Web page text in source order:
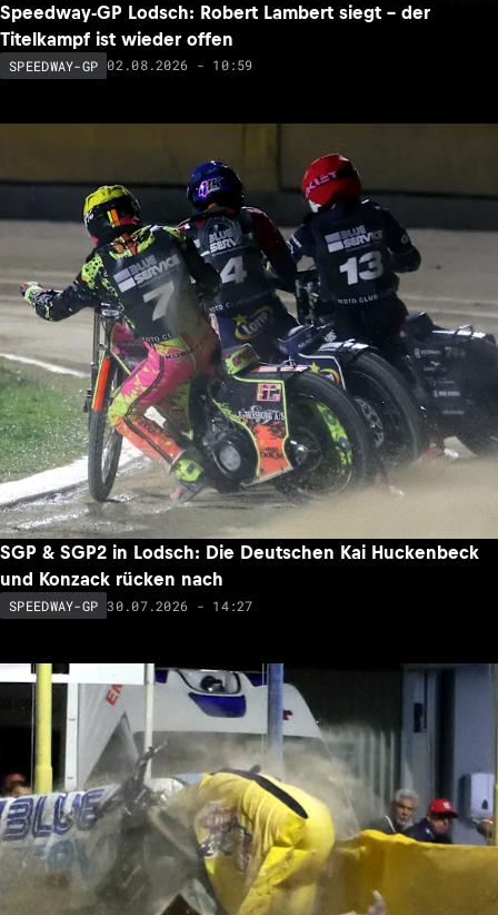
Speedway-GP Lodsch: Robert Lambert siegt – der
Titelkampf ist wieder offen
SPEEDWAY-GP 02.08.2026 - 10:59
SGP & SGP2 in Lodsch: Die Deutschen Kai Huckenbeck
und Konzack rücken nach
SPEEDWAY-GP 30.07.2026 - 14:27